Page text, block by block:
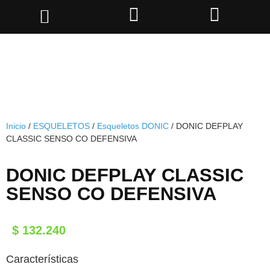
Inicio / ESQUELETOS / Esqueletos DONIC / DONIC DEFPLAY
CLASSIC SENSO CO DEFENSIVA
DONIC DEFPLAY CLASSIC
SENSO CO DEFENSIVA
$ 132.240
Características